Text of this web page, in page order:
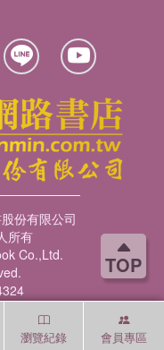
TOP
瀏覽紀錄 會員專區
份有限公司
所有
Co.,Ltd.